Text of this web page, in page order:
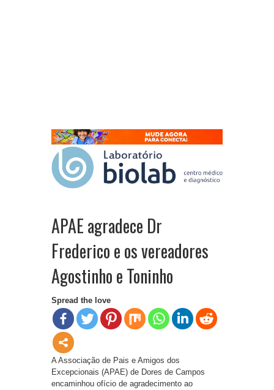
APAE agradece Dr
Frederico e os vereadores
Agostinho e Toninho
Spread the love
A Associação de Pais e Amigos dos
Excepcionais (APAE) de Dores de Campos
encaminhou ofício de agradecimento ao